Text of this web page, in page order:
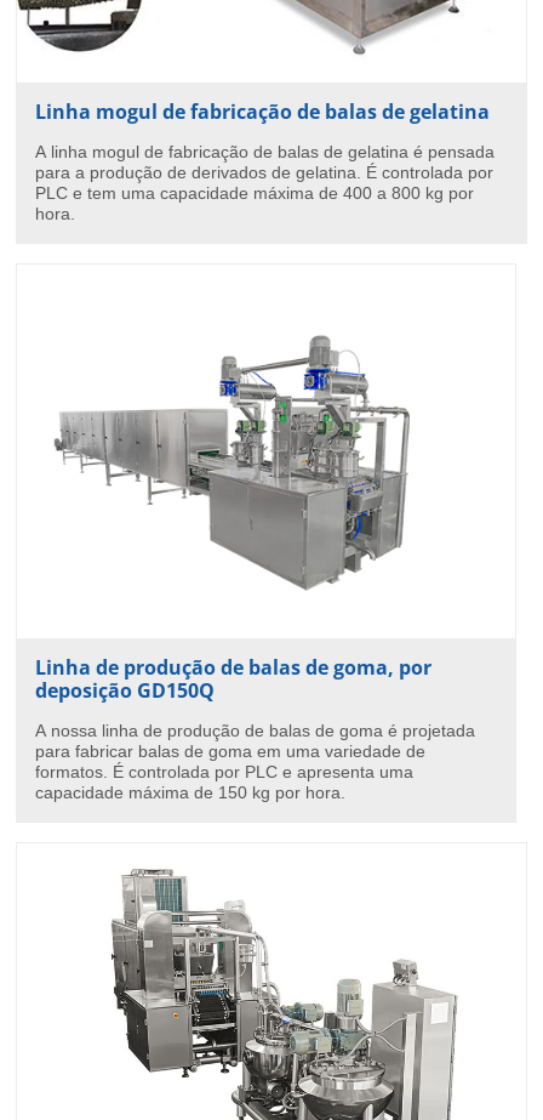
Linha mogul de fabricação de balas de gelatina
A linha mogul de fabricação de balas de gelatina é pensada
para a produção de derivados de gelatina. É controlada por
PLC e tem uma capacidade máxima de 400 a 800 kg por
hora.
Linha de produção de balas de goma, por
deposição GD150Q
A nossa linha de produção de balas de goma é projetada
para fabricar balas de goma em uma variedade de
formatos. É controlada por PLC e apresenta uma
capacidade máxima de 150 kg por hora.